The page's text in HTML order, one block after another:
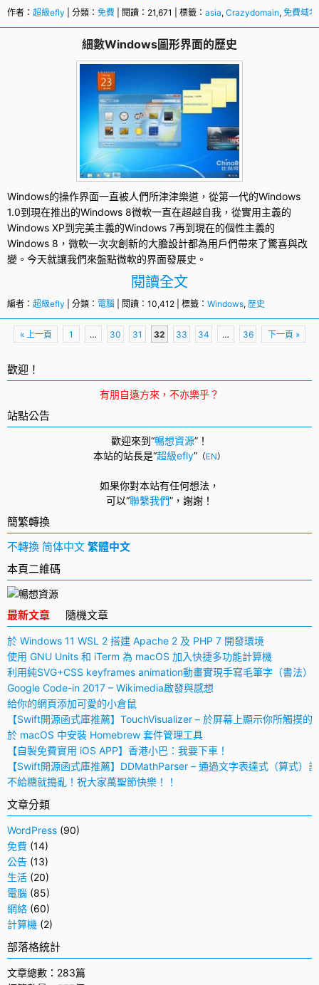
作者： 超級efly | 分類： 免費 | 閱讀：21,671 | 標籤： asia, Crazydomain, 免費域名
細數Windows圖形界面的歷史
Windows的操作界面一直被人們所津津樂道，從第一代的Windows
1.0到現在推出的Windows 8微軟一直在超越自我，從實用主義的
Windows XP到完美主義的Windows 7再到現在的個性主義的
Windows 8，微軟一次次創新的大膽設計都為用戶們帶來了驚喜與改
變。今天就讓我們來盤點微軟的界面發展史。
閱讀全文
編者： 超級efly | 分類： 電腦 | 閱讀：10,412 | 標籤： Windows, 歷史
導
航
« 上一頁 1 … 30 31 32 33 34 … 36 下一頁 »
歡迎！
有朋自遠方來，不亦樂乎？
站點公告
歡迎來到“暢想資源”！
本站的站長是“超級efly” （EN）
如果你對本站有任何想法，
可以“聯繫我們”， 謝謝！
簡繁轉換
不轉換 简体中文 繁體中文
本頁二維碼
最新文章 隨機文章
於 Windows 11 WSL 2 搭建 Apache 2 及 PHP 7 開發環境
使用 GNU Units 和 iTerm 為 macOS 加入快捷多功能計算機
利用純SVG+CSS keyframes animation動畫實現手寫毛筆字（書法）
Google Code-in 2017 – Wikimedia啟發與感想
給你的網頁添加可愛的小倉鼠
【Swift開源函式庫推薦】TouchVisualizer – 於屏幕上顯示你所觸摸的
於 macOS 中安裝 Homebrew 套件管理工具
【自製免費實用 iOS APP】香港小巴：我要下車！
【Swift開源函式庫推薦】DDMathParser – 通過文字表達式（算式）
不給糖就搗亂！祝大家萬聖節快樂！！
文章分類
WordPress (90)
免費 (14)
公告 (13)
生活 (20)
電腦 (85)
網絡 (60)
計算機 (2)
部落格統計
文章總數：283篇